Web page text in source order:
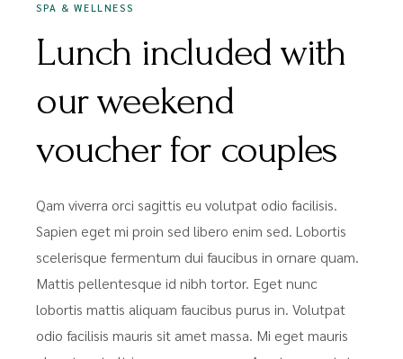
SPA & WELLNESS
Lunch included with
our weekend
voucher for couples
Qam viverra orci sagittis eu volutpat odio facilisis.
Sapien eget mi proin sed libero enim sed. Lobortis
scelerisque fermentum dui faucibus in ornare quam.
Mattis pellentesque id nibh tortor. Eget nunc
lobortis mattis aliquam faucibus purus in. Volutpat
odio facilisis mauris sit amet massa. Mi eget mauris